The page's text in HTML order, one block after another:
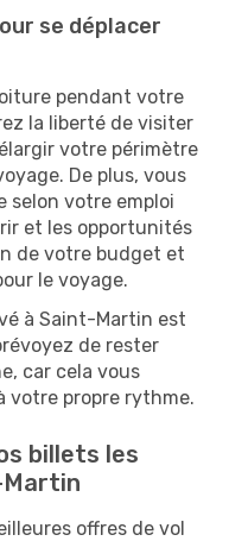
se déplacer
pendant votre
la liberté de visiter
votre périmètre
De plus, vous
selon votre emploi
et les opportunités
de votre budget et
le voyage.
à Saint-Martin est
de rester
car cela vous
votre propre rythme.
billets les
offres de vol